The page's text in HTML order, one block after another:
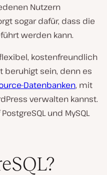
Nutzern
sogar dafür, dass die
werden kann.
kostenfreundlich
beruhigt sein, denn es
Datenbanken, mit
verwalten kannst.
und MySQL